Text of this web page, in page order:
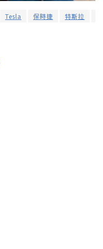
Tesla 保時捷 特斯拉